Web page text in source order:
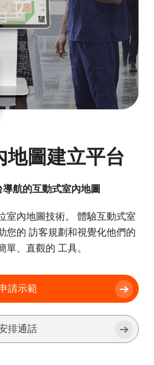
地圖建立平台
航的互動式室內地圖
室內地圖技術。 體驗互動式室
您的 訪客規劃和視覺化他們的
單、直觀的 工具。
請示範
排通話